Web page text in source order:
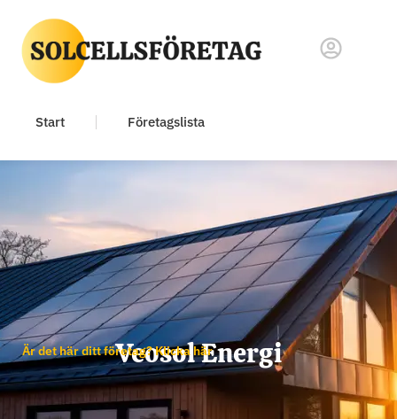
Start Företagslista
Veosol Energi
Är det här ditt företag? Klicka här